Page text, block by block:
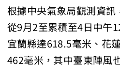
根據中央氣象局觀測資
從9月2至累積至4日中午
宜蘭縣達618.5毫米、花
462毫米，其中臺東陣風